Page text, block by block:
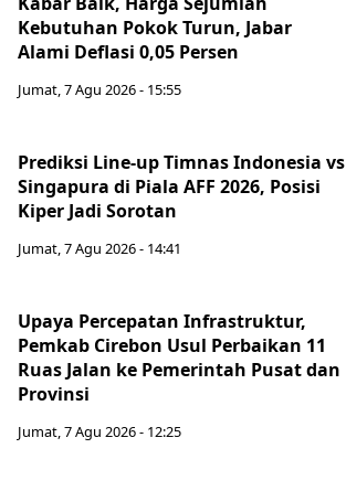
Kebutuhan Pokok Turun, Jabar
Alami Deflasi 0,05 Persen
Jumat, 7 Agu 2026 - 15:55
Prediksi Line-up Timnas Indonesia vs
Singapura di Piala AFF 2026, Posisi
Kiper Jadi Sorotan
Jumat, 7 Agu 2026 - 14:41
Upaya Percepatan Infrastruktur,
Pemkab Cirebon Usul Perbaikan 11
Ruas Jalan ke Pemerintah Pusat dan
Provinsi
Jumat, 7 Agu 2026 - 12:25